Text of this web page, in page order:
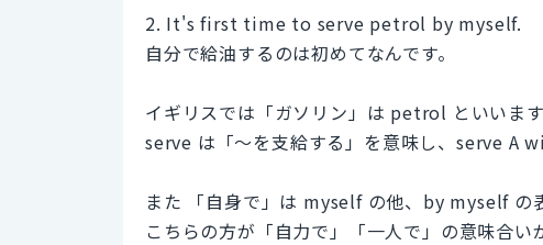
2. It's first time to serve petrol by myself.
自分で給油するのは初めてなんです。
イギリスでは「ガソリン」は petrol といいます
serve は「～を支給する」を意味し、serve A
また 「自身で」は myself の他、by myself の
こちらの方が「自力で」「一人で」の意味合い